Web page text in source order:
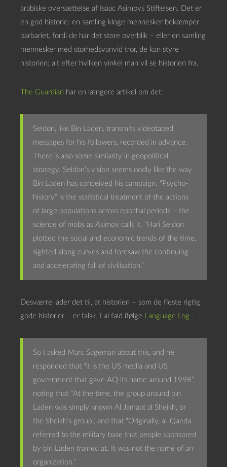
arabiske oversættelse af Isaac Asimovs Stiftelsen. Det er
en god historie: en samling kloge mennesker bekæmper
barbariet, fordi de har det store overblik – eller en samling
mennesker med storhedsvanvid tror, de kan styre
historien; alt efter hvilken vinkel man vil se historien fra.
The Guardian har en længere artikel om det:
Seldon, like Bin Laden, transmits videotaped
messages for his followers, recorded in advance.
There is also some similarity in geopolitical
strategy. Seldon’s vision seems oddly like the way
Bin Laden has conceived his campaign. “Psycho-
history” is the statistical treatment of the actions
of large populations across epochal periods – the
science of mobs as Asimov calls it. “Hari Seldon
plotted the social and economic trends of the time,
sighted along curves and foresaw the continuing
and accelerating fall of civilisation.”
Desværre lader det til, at historien – som de fleste rigtig
gode historier – er falsk. I al fald ifølge Language Log .
So I asked Marc Sageman about this, and he
responded that “it is the US media and US
government that gave AQ its name around 1998”,
noting that “At the time, the group around bin
Laden was simply known Al Jamaat al Sheikh, or
the Sheikh’s group”, and that “Originally, al-Qaeda
referred to the military base that people sponsored
by bin Laden trained at. It was not the name of an
organization.”